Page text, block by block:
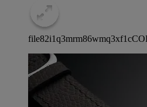
file82i1q3mrm86wmq3xf1c